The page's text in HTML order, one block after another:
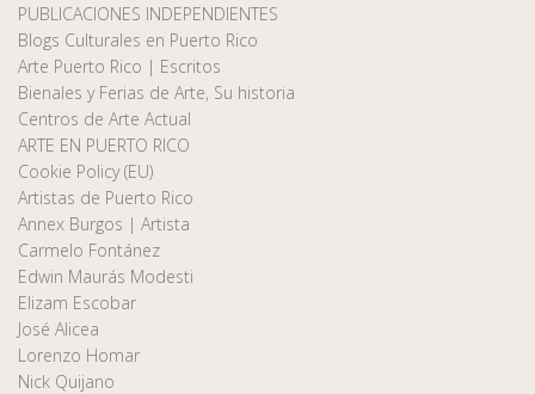
PUBLICACIONES INDEPENDIENTES
Blogs Culturales en Puerto Rico
Arte Puerto Rico | Escritos
Bienales y Ferias de Arte, Su historia
Centros de Arte Actual
ARTE EN PUERTO RICO
Cookie Policy (EU)
Artistas de Puerto Rico
Annex Burgos | Artista
Carmelo Fontánez
Edwin Maurás Modesti
Elizam Escobar
José Alicea
Lorenzo Homar
Nick Quijano